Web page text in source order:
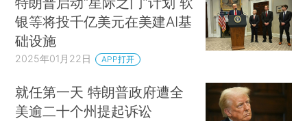
银等将投千亿美元在美建AI基
础设施
2025年01月22日 APP打开
就任第一天 特朗普政府遭全
美逾二十个州提起诉讼